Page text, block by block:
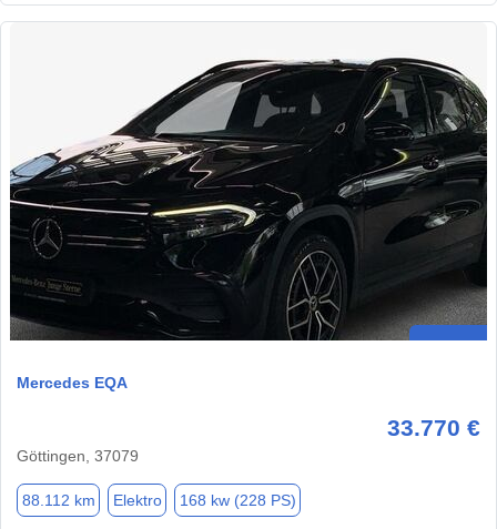
Mercedes EQA
33.770 €
Göttingen, 37079
88.112 km Elektro 168 kw (228 PS)